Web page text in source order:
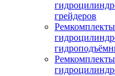
грейдеров
Ремкомплекты
Ремкомплекты